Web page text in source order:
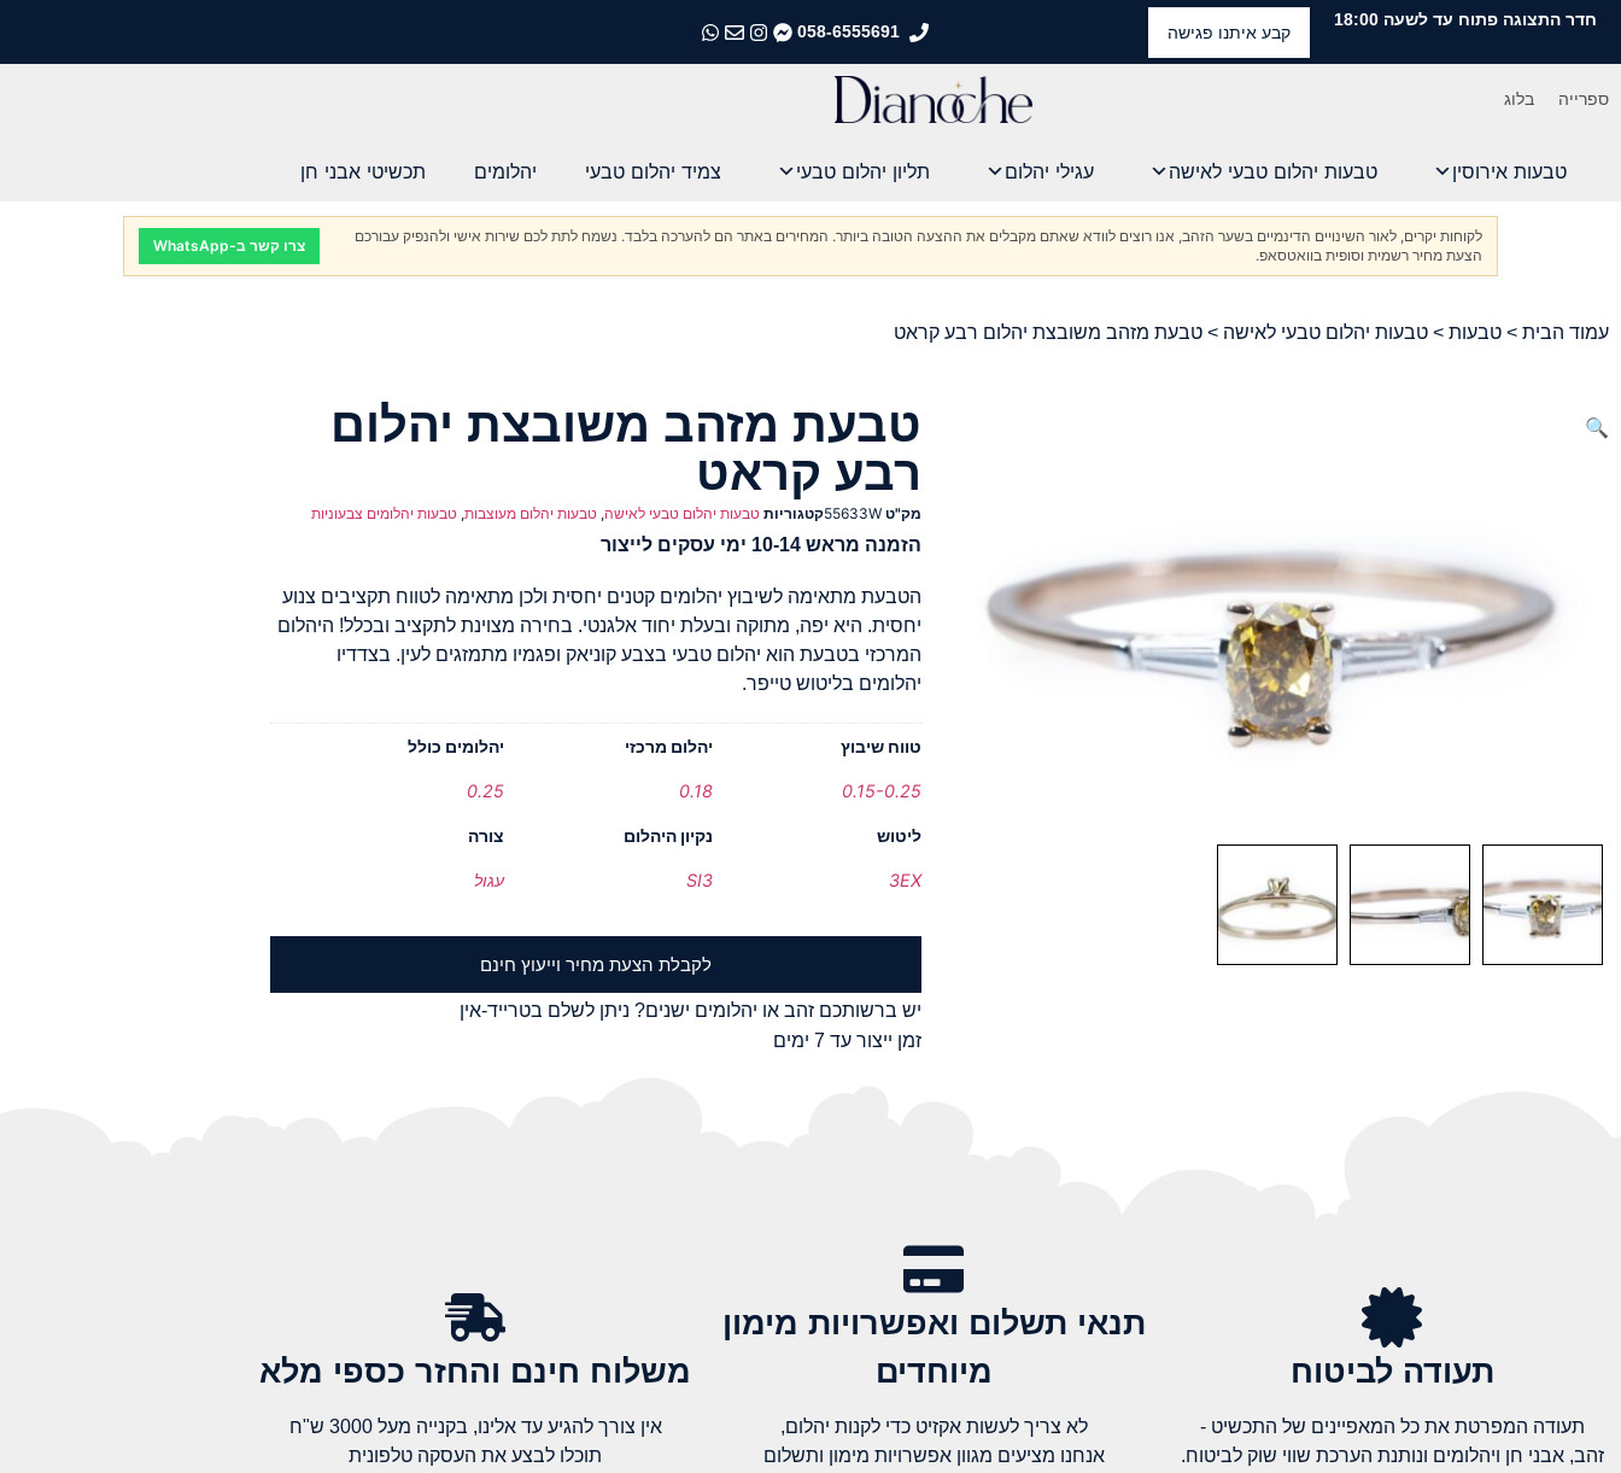
חדר התצוגה פתוח עד לשעה 18:00
קבע איתנו פגישה 058-6555691
התקשרו אלינו
התקשרו אלינו
התקשרו אלינו
התקשרו אלינו
ספרייה בלוג
טבעות אירוסין טבעות יהלום טבעי לאישה עגילי יהלום תליון יהלום טבעי צמיד יהלום טבעי יהלומים תכשיטי אבני חן
לקוחות יקרים, לאור השינויים הדינמיים בשער הזהב, אנו רוצים לוודא שאתם מקבלים את ההצעה הטובה ביותר. המחירים באתר הם להערכה בלבד. נשמח לתת לכם שירות אישי ולהנפיק עבורכם
הצעת מחיר רשמית וסופית בוואטסאפ.
צרו קשר ב-WhatsApp
עמוד הבית > טבעות > טבעות יהלום טבעי לאישה > טבעת מזהב משובצת יהלום רבע קראט
🔍
טבעת מזהב משובצת יהלום
רבע קראט
מק"ט 55633Wקטגוריות טבעות יהלום טבעי לאישה, טבעות יהלום מעוצבות, טבעות יהלומים צבעוניות
הזמנה מראש 10-14 ימי עסקים לייצור
הטבעת מתאימה לשיבוץ יהלומים קטנים יחסית ולכן מתאימה לטווח תקציבים צנוע
יחסית. היא יפה, מתוקה ובעלת יחוד אלגנטי. בחירה מצוינת לתקציב ובכלל! היהלום
המרכזי בטבעת הוא יהלום טבעי בצבע קוניאק ופגמיו מתמזגים לעין. בצדדיו
יהלומים בליטוש טייפר.
טווח שיבוץ
0.15-0.25
יהלום מרכזי
0.18
יהלומים כולל
0.25
ליטוש
3EX
נקיון היהלום
SI3
צורה
עגול
לקבלת הצעת מחיר וייעוץ חינם
יש ברשותכם זהב או יהלומים ישנים? ניתן לשלם בטרייד-אין
זמן ייצור עד 7 ימים
תעודה לביטוח
תעודה המפרטת את כל המאפיינים של התכשיט -
זהב, אבני חן ויהלומים ונותנת הערכת שווי שוק לביטוח.
תנאי תשלום ואפשרויות מימון
מיוחדים
לא צריך לעשות אקזיט כדי לקנות יהלום,
אנחנו מציעים מגוון אפשרויות מימון ותשלום
משלוח חינם והחזר כספי מלא​
אין צורך להגיע עד אלינו, בקנייה מעל 3000 ש"ח
תוכלו לבצע את העסקה טלפונית